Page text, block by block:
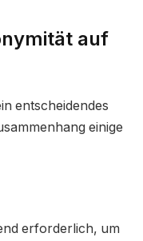
auf
entscheidendes
einige
erforderlich, um